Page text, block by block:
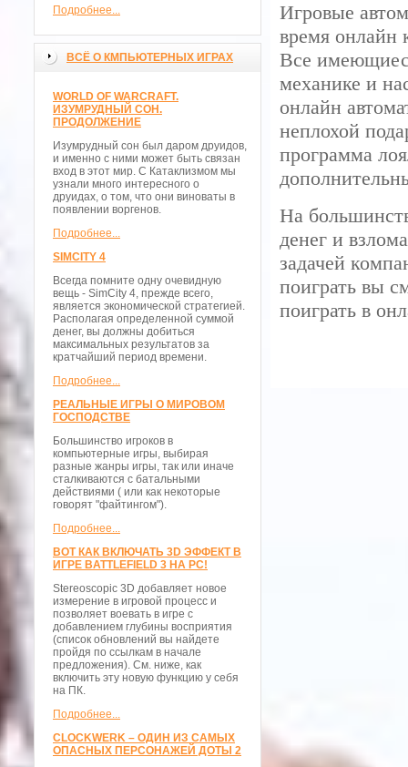
Подробнее...
ВСЁ О КМПЬЮТЕРНЫХ ИГРАХ
WORLD OF WARCRAFT.
ИЗУМРУДНЫЙ СОН.
ПРОДОЛЖЕНИЕ
Изумрудный сон был даром друидов,
и именно с ними может быть связан
вход в этот мир. С Катаклизмом мы
узнали много интересного о
друидах, о том, что они виноваты в
появлении воргенов.
Подробнее...
SIMCITY 4
Всегда помните одну очевидную
вещь - SimCity 4, прежде всего,
является экономической стратегией.
Располагая определенной суммой
денег, вы должны добиться
максимальных результатов за
кратчайший период времени.
Подробнее...
РЕАЛЬНЫЕ ИГРЫ О МИРОВОМ
ГОСПОДСТВЕ
Большинство игроков в
компьютерные игры, выбирая
разные жанры игры, так или иначе
сталкиваются с батальными
действиями ( или как некоторые
говорят "файтингом").
Подробнее...
ВОТ КАК ВКЛЮЧАТЬ 3D ЭФФЕКТ В
ИГРЕ BATTLEFIELD 3 НА PC!
Stereoscopic 3D добавляет новое
измерение в игровой процесс и
позволяет воевать в игре с
добавлением глубины восприятия
(список обновлений вы найдете
пройдя по ссылкам в начале
предложения). См. ниже, как
включить эту новую функцию у себя
на ПК.
Подробнее...
CLOCKWERK – ОДИН ИЗ САМЫХ
ОПАСНЫХ ПЕРСОНАЖЕЙ ДОТЫ 2
Игровые
время онлайн
Все
механике и
онлайн
неплохой
программа
На
денег и
задачей
поиграть вы
поиграть в